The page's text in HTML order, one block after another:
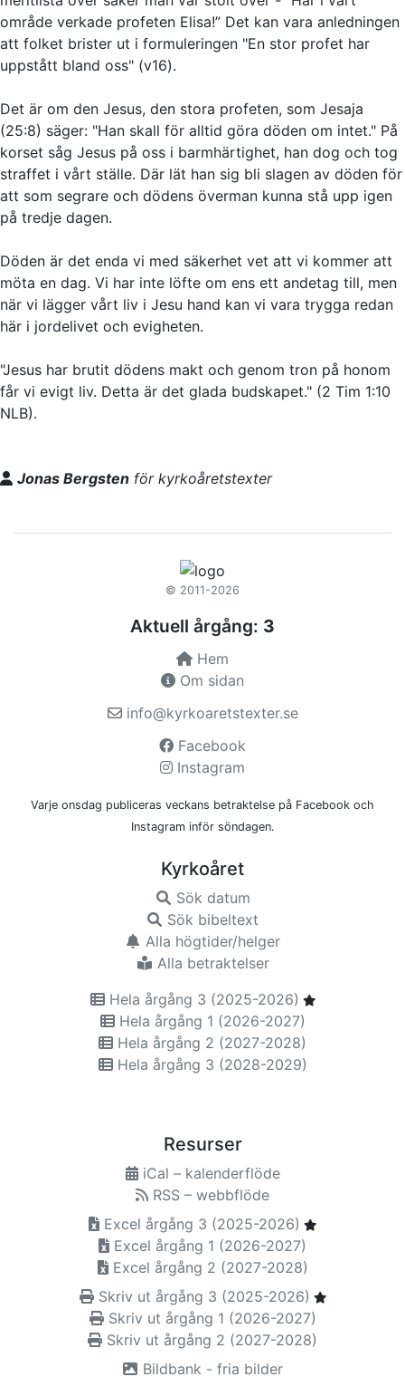
område verkade profeten Elisa!” Det kan vara anledningen
att folket brister ut i formuleringen "En stor profet har
uppstått bland oss" (v16).
Det är om den Jesus, den stora profeten, som Jesaja
(25:8) säger: "Han skall för alltid göra döden om intet." På
korset såg Jesus på oss i barmhärtighet, han dog och tog
straffet i vårt ställe. Där lät han sig bli slagen av döden för
att som segrare och dödens överman kunna stå upp igen
på tredje dagen.
Döden är det enda vi med säkerhet vet att vi kommer att
möta en dag. Vi har inte löfte om ens ett andetag till, men
när vi lägger vårt liv i Jesu hand kan vi vara trygga redan
här i jordelivet och evigheten.
"Jesus har brutit dödens makt och genom tron på honom
får vi evigt liv. Detta är det glada budskapet." (2 Tim 1:10
NLB).
Jonas Bergsten för kyrkoåretstexter
© 2011-2026
Aktuell årgång: 3
Hem
Om sidan
info@kyrkoaretstexter.se
Facebook
Instagram
Varje onsdag publiceras veckans betraktelse på Facebook och
Instagram inför söndagen.
Kyrkoåret
Sök datum
Sök bibeltext
Alla högtider/helger
Alla betraktelser
Hela årgång 3 (2025-2026)
Hela årgång 1 (2026-2027)
Hela årgång 2 (2027-2028)
Hela årgång 3 (2028-2029)
Resurser
iCal – kalenderflöde
RSS – webbflöde
Excel årgång 3 (2025-2026)
Excel årgång 1 (2026-2027)
Excel årgång 2 (2027-2028)
Skriv ut årgång 3 (2025-2026)
Skriv ut årgång 1 (2026-2027)
Skriv ut årgång 2 (2027-2028)
Bildbank - fria bilder